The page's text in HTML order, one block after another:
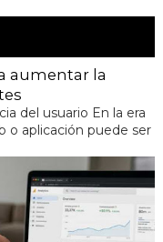
aumentar la
del usuario En la era
o aplicación puede ser